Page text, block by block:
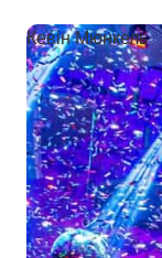
Кевін Мюнкель